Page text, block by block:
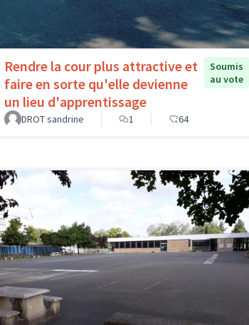
Rendre la cour plus attractive et
faire en sorte qu'elle devienne
un lieu d'apprentissage
Soumis
au vote
DROT sandrine 1 64